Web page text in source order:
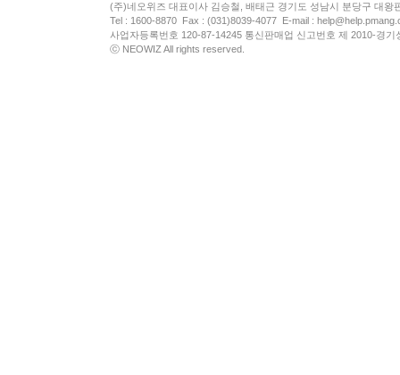
(주)네오위즈 대표이사 김승철, 배태근 경기도 성남시 분당구 대왕
Tel : 1600-8870 Fax : (031)8039-4077 E-mail :
사업자등록번호 120-87-14245 통신판매업 신고번호 제 2010-경
ⓒ NEOWIZ All rights reserved.